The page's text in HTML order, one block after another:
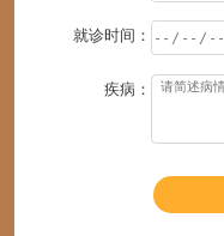
就诊时间：
疾病：